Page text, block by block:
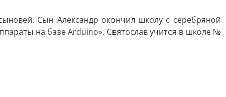
Сын Александр окончил школу с серебряной
на базе Arduino». Святослав учится в школе №